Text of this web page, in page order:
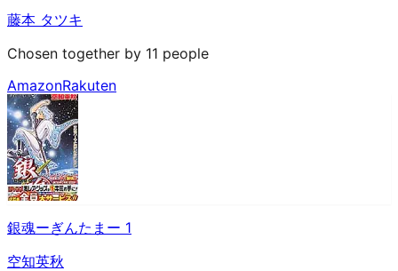
藤本 タツキ
Chosen together by 11 people
AmazonRakuten
銀魂ーぎんたまー 1
空知英秋